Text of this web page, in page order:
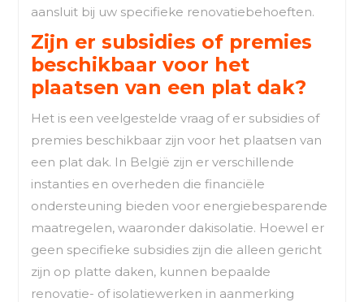
aansluit bij uw specifieke renovatiebehoeften.
Zijn er subsidies of premies
beschikbaar voor het
plaatsen van een plat dak?
Het is een veelgestelde vraag of er subsidies of
premies beschikbaar zijn voor het plaatsen van
een plat dak. In België zijn er verschillende
instanties en overheden die financiële
ondersteuning bieden voor energiebesparende
maatregelen, waaronder dakisolatie. Hoewel er
geen specifieke subsidies zijn die alleen gericht
zijn op platte daken, kunnen bepaalde
renovatie- of isolatiewerken in aanmerking